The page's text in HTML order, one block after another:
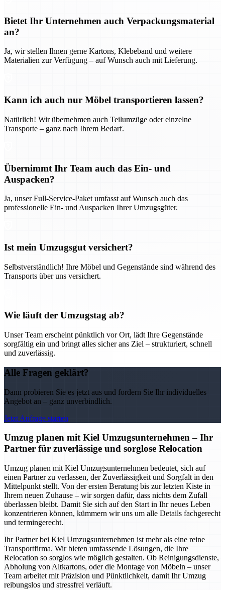
Bietet Ihr Unternehmen auch Verpackungsmaterial
an?
Ja, wir stellen Ihnen gerne Kartons, Klebeband und weitere
Materialien zur Verfügung – auf Wunsch auch mit Lieferung.
Kann ich auch nur Möbel transportieren lassen?
Natürlich! Wir übernehmen auch Teilumzüge oder einzelne
Transporte – ganz nach Ihrem Bedarf.
Übernimmt Ihr Team auch das Ein- und
Auspacken?
Ja, unser Full-Service-Paket umfasst auf Wunsch auch das
professionelle Ein- und Auspacken Ihrer Umzugsgüter.
Ist mein Umzugsgut versichert?
Selbstverständlich! Ihre Möbel und Gegenstände sind während des
Transports über uns versichert.
Wie läuft der Umzugstag ab?
Unser Team erscheint pünktlich vor Ort, lädt Ihre Gegenstände
sorgfältig ein und bringt alles sicher ans Ziel – strukturiert, schnell
und zuverlässig.
Alle Fragen geklärt?
Dann probieren Sie es jetzt aus und fordern Sie Ihr individuelles
Angebot an – ganz unverbindlich.
Jetzt Anfrage starten
Umzug planen mit Kiel Umzugsunternehmen – Ihr
Partner für zuverlässige und sorglose Relocation
Umzug planen mit Kiel Umzugsunternehmen bedeutet, sich auf
einen Partner zu verlassen, der Zuverlässigkeit und Sorgfalt in den
Mittelpunkt stellt. Von der ersten Beratung bis zur letzten Kiste in
Ihrem neuen Zuhause – wir sorgen dafür, dass nichts dem Zufall
überlassen bleibt. Damit Sie sich auf den Start in Ihr neues Leben
konzentrieren können, kümmern wir uns um alle Details fachgerecht
und termingerecht.
Ihr Partner bei Kiel Umzugsunternehmen ist mehr als eine reine
Transportfirma. Wir bieten umfassende Lösungen, die Ihre
Relocation so sorglos wie möglich gestalten. Ob Reinigungsdienste,
Abholung von Altkartons, oder die Montage von Möbeln – unser
Team arbeitet mit Präzision und Pünktlichkeit, damit Ihr Umzug
reibungslos und stressfrei verläuft.